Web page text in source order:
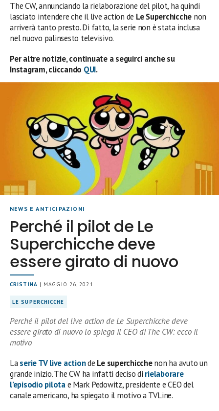
The CW, annunciando la rielaborazione del pilot, ha quindi
lasciato intendere che il live action de Le Superchicche non
arriverà tanto presto. Di fatto, la serie non è stata inclusa
nel nuovo palinsesto televisivo.
Per altre notizie, continuate a seguirci anche su
Instagram, cliccando QUI.
NEWS E ANTICIPAZIONI
Perché il pilot de Le
Superchicche deve
essere girato di nuovo
CRISTINA | MAGGIO 26, 2021
LE SUPERCHICCHE
Perché il pilot del live action de Le Superchicche deve
essere girato di nuovo lo spiega il CEO di The CW: ecco il
motivo
Laserie TV live actionde Le superchicchenon ha avuto un
grande inizio. The CW ha infatti deciso di rielaborare
l’episodio pilotae Mark Pedowitz, presidente e CEO del
canale americano, ha spiegato il motivo a TVLine.